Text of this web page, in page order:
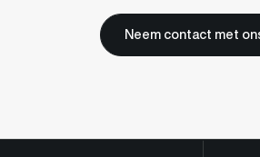
Neem contact met